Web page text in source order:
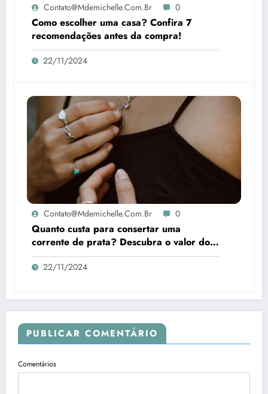
Contato@mdemichelle.com.br 0
Como escolher uma casa? Confira 7
recomendações antes da compra!
22/11/2024
Contato@mdemichelle.com.br 0
Quanto custa para consertar uma
corrente de prata? Descubra o valor do
reparo perfeito!
22/11/2024
PUBLICAR COMENTÁRIO
Comentários